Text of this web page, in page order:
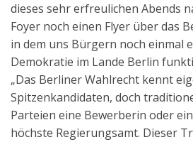
English
dieses sehr erfreulichen Abends
Foyer noch einen Flyer über das
in dem uns Bürgern noch einmal
Demokratie im Lande Berlin
„Das Berliner Wahlrecht kennt
Spitzenkandidaten, doch
Parteien eine Bewerberin oder
höchste Regierungsamt. Dieser